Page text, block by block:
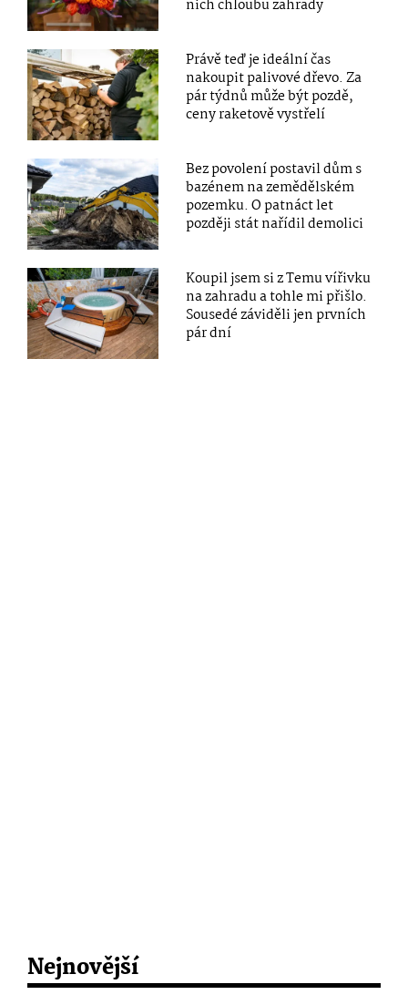
nich chloubu zahrady
Právě teď je ideální čas
nakoupit palivové dřevo. Za
pár týdnů může být pozdě,
ceny raketově vystřelí
Bez povolení postavil dům s
bazénem na zemědělském
pozemku. O patnáct let
později stát nařídil demolici
Koupil jsem si z Temu vířivku
na zahradu a tohle mi přišlo.
Sousedé záviděli jen prvních
pár dní
Nejnovější